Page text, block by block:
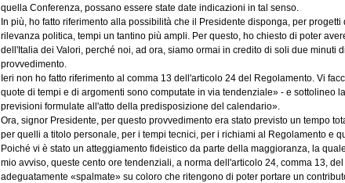
quella Conferenza, possano essere state date indicazioni in tal senso.
In più, ho fatto riferimento alla possibilità che il Presidente disponga, per
rilevanza politica, tempi un tantino più ampli. Per questo, ho chiesto di poter
dell'Italia dei Valori, perché noi, ad ora, siamo ormai in credito di soli due minuti
provvedimento.
Ieri non ho fatto riferimento al comma 13 dell'articolo 24 del Regolamento. Vi
quote di tempi e di argomenti sono computate in via tendenziale» - e sottolineo
previsioni formulate all'atto della predisposizione del calendario».
Ora, signor Presidente, per questo provvedimento era stato previsto un tempo
per quelli a titolo personale, per i tempi tecnici, per i richiami al Regolamento e
Poiché vi è stato un atteggiamento fideistico da parte della maggioranza, la
mio avviso, queste cento ore tendenziali, a norma dell'articolo 24, comma 13,
adeguatamente «spalmate» su coloro che ritengono di poter portare un